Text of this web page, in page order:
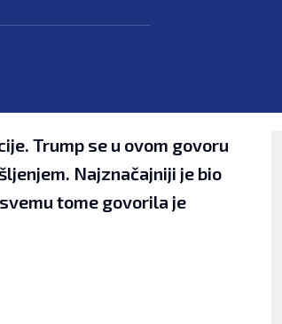
Trump se u ovom govoru
Najznačajniji je bio
tome govorila je